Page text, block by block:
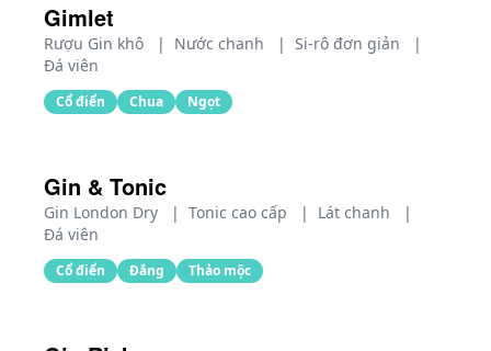
Gimlet
Rượu Gin khô | Nước chanh | Si-rô đơn giản
|
Đá viên
Cổ điển Chua Ngọt
Gin & Tonic
Gin London Dry | Tonic cao cấp | Lát chanh
|
Đá viên
Cổ điển Đắng Thảo mộc